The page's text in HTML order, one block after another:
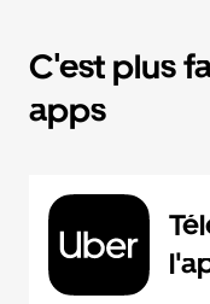
C'est plus
apps